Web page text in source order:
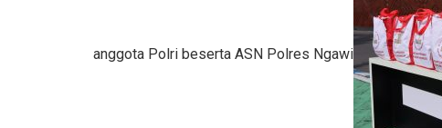
anggota Polri beserta ASN Polres Ngawi